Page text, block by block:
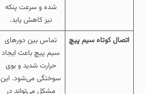
شده و سرعت پنکه
نیز کاهش یابد.
اتصال کوتاه سیم‌ پیچ
تماس بین دورهای
سیم‌ پیچ باعث ایجاد
حرارت شدید و بوی
سوختگی می‌شود. این
مشکل می‌تواند در